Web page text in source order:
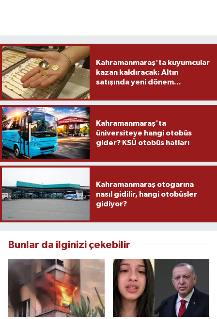
Kahramanmaraş'ta kuyumcular
kazan kaldıracak: Altın
satışında yeni dönem...
Kahramanmaraş'ta
üniversiteye hangi otobüs
gider? KSÜ otobüs hatları
Kahramanmaraş otogarına
nasıl gidilir, hangi otobüsler
gidiyor?
Bunlar da ilginizi çekebilir